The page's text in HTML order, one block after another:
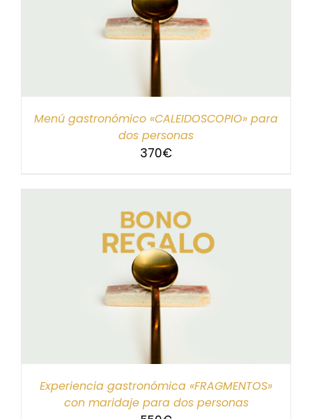
Menú gastronómico «CALEIDOSCOPIO» para
dos personas
370€
Experiencia gastronómica «FRAGMENTOS»
con maridaje para dos personas